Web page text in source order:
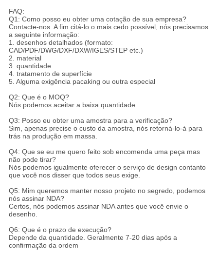
FAQ:
Q1: Como posso eu obter uma cotação de sua empresa?
Contacte-nos. A fim citá-lo o mais cedo possível, nós precisamos
a seguinte informação:
1. desenhos detalhados (formato:
CAD/PDF/DWG/DXF/DXW/IGES/STEP etc.)
2. material
3. quantidade
4. tratamento de superfície
5. Alguma exigência pacaking ou outra especial
Q2: Que é o MOQ?
Nós podemos aceitar a baixa quantidade.
Q3: Posso eu obter uma amostra para a verificação?
Sim, apenas precise o custo da amostra, nós retorná-lo-á para
trás na produção em massa.
Q4: Que se eu me quero feito sob encomenda uma peça mas
não pode tirar?
Nós podemos igualmente oferecer o serviço de design contanto
que você nos disser que todos seus exige.
Q5: Mim queremos manter nosso projeto no segredo, podemos
nós assinar NDA?
Certos, nós podemos assinar NDA antes que você envie o
desenho.
Q6: Que é o prazo de execução?
Depende da quantidade. Geralmente 7-20 dias após a
confirmação da ordem